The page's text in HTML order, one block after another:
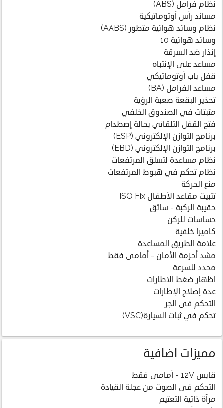
نظام فرامل (ABS)
مساند رأس أوتوماتيكية
نظام وسائد هوائية متطور (AABS)
وسائد هوائية 10
إنذار ضد السرقة
مساعد على الإنتباه
قفل باب أوتوماتيكي
مساعد الفرامل (BA)
تحذير البقعة صعبة الرؤية
مثبتات في الصندوق الخلفي
فتح القفل التلقائي بحالة إصطدام
برنامج التوازن الإلكتروني (ESP)
برنامج التوازن الإلكتروني (EBD)
نظام مساعدة لتسلق المرتفعات
نظام تحكم في هبوط المرتفعات
منع الحركة
تثبيت مقاعد الأطفال ISO Fix
حقيبة الركبة - سائق
حساسات للركن
كاميرا خلفية
علامة الطريق المساعدة
مشد أحزمة الأمان - أمامى فقط
محدد للسرعة
اظهار ضغط الاطارات
عدة إصلاح الإطارات
التحكم فى الجر
تحكم في ثبات السيارة(VSC)
مميزات اضافية
قابس 12V - أمامى فقط
التحكم فى الصوت من عجلة القيادة
مرآة ذاتية التعتيم